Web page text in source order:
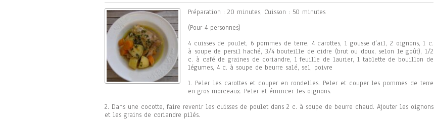
Préparation : 20 minutes, Cuisson : 50 minutes
(Pour 4 personnes)
4 cuisses de poulet, 6 pommes de terre, 4 carottes, 1 gousse d’ail, 2 oignons, 1 c.
à soupe de persil haché, 3/4 bouteille de cidre (brut ou doux, selon le goût), 1/2
c. à café de graines de coriandre, 1 feuille de laurier, 1 tablette de bouillon de
légumes, 4 c. à soupe de beurre salé, sel, poivre
1. Peler les carottes et couper en rondelles. Peler et couper les pommes de terre
en gros morceaux. Peler et émincer les oignons.
2. Dans une cocotte, faire revenir les cuisses de poulet dans 2 c. à soupe de beurre chaud. Ajouter les oignons
et les grains de coriandre pilés.